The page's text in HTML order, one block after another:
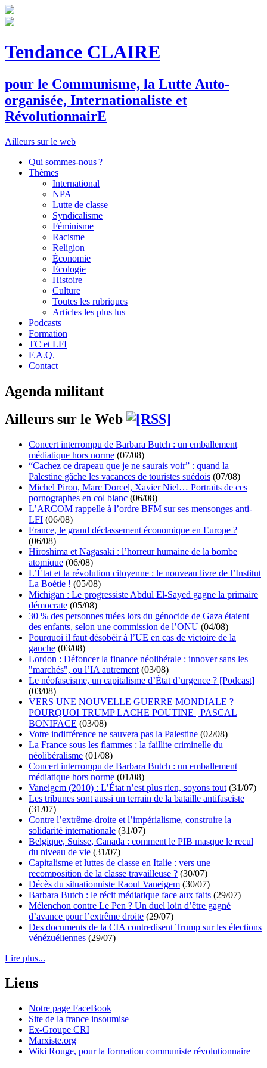
Tendance CLAIRE
pour le Communisme, la Lutte Auto-
organisée, Internationaliste et
RévolutionnairE
Ailleurs sur le web
Qui sommes-nous ?
Thèmes
International
NPA
Lutte de classe
Syndicalisme
Féminisme
Racisme
Religion
Économie
Écologie
Histoire
Culture
Toutes les rubriques
Articles les plus lus
Podcasts
Formation
TC et LFI
F.A.Q.
Contact
Agenda militant
Ailleurs sur le Web
Concert interrompu de Barbara Butch : un emballement
médiatique hors norme (07/08)
“Cachez ce drapeau que je ne saurais voir” : quand la
Palestine gâche les vacances de touristes suédois (07/08)
Michel Piron, Marc Dorcel, Xavier Niel… Portraits de ces
pornographes en col blanc (06/08)
L’ARCOM rappelle à l’ordre BFM sur ses mensonges anti-
LFI (06/08)
France, le grand déclassement économique en Europe ?
(06/08)
Hiroshima et Nagasaki : l’horreur humaine de la bombe
atomique (06/08)
L’État et la révolution citoyenne : le nouveau livre de l’Institut
La Boétie ! (05/08)
Michigan : Le progressiste Abdul El-Sayed gagne la primaire
démocrate (05/08)
30 % des personnes tuées lors du génocide de Gaza étaient
des enfants, selon une commission de l’ONU (04/08)
Pourquoi il faut désobéir à l’UE en cas de victoire de la
gauche (03/08)
Lordon : Défoncer la finance néolibérale : innover sans les
"marchés", ou l’IA autrement (03/08)
Le néofascisme, un capitalisme d’État d’urgence ? [Podcast]
(03/08)
VERS UNE NOUVELLE GUERRE MONDIALE ?
POURQUOI TRUMP LACHE POUTINE | PASCAL
BONIFACE (03/08)
Votre indifférence ne sauvera pas la Palestine (02/08)
La France sous les flammes : la faillite criminelle du
néolibéralisme (01/08)
Concert interrompu de Barbara Butch : un emballement
médiatique hors norme (01/08)
Vaneigem (2010) : L’État n’est plus rien, soyons tout (31/07)
Les tribunes sont aussi un terrain de la bataille antifasciste
(31/07)
Contre l’extrême-droite et l’impérialisme, construire la
solidarité internationale (31/07)
Belgique, Suisse, Canada : comment le PIB masque le recul
du niveau de vie (31/07)
Capitalisme et luttes de classe en Italie : vers une
recomposition de la classe travailleuse ? (30/07)
Décès du situationniste Raoul Vaneigem (30/07)
Barbara Butch : le récit médiatique face aux faits (29/07)
Mélenchon contre Le Pen ? Un duel loin d’être gagné
d’avance pour l’extrême droite (29/07)
Des documents de la CIA contredisent Trump sur les élections
vénézuéliennes (29/07)
Lire plus...
Liens
Notre page FaceBook
Site de la france insoumise
Ex-Groupe CRI
Marxiste.org
Wiki Rouge, pour la formation communiste révolutionnaire